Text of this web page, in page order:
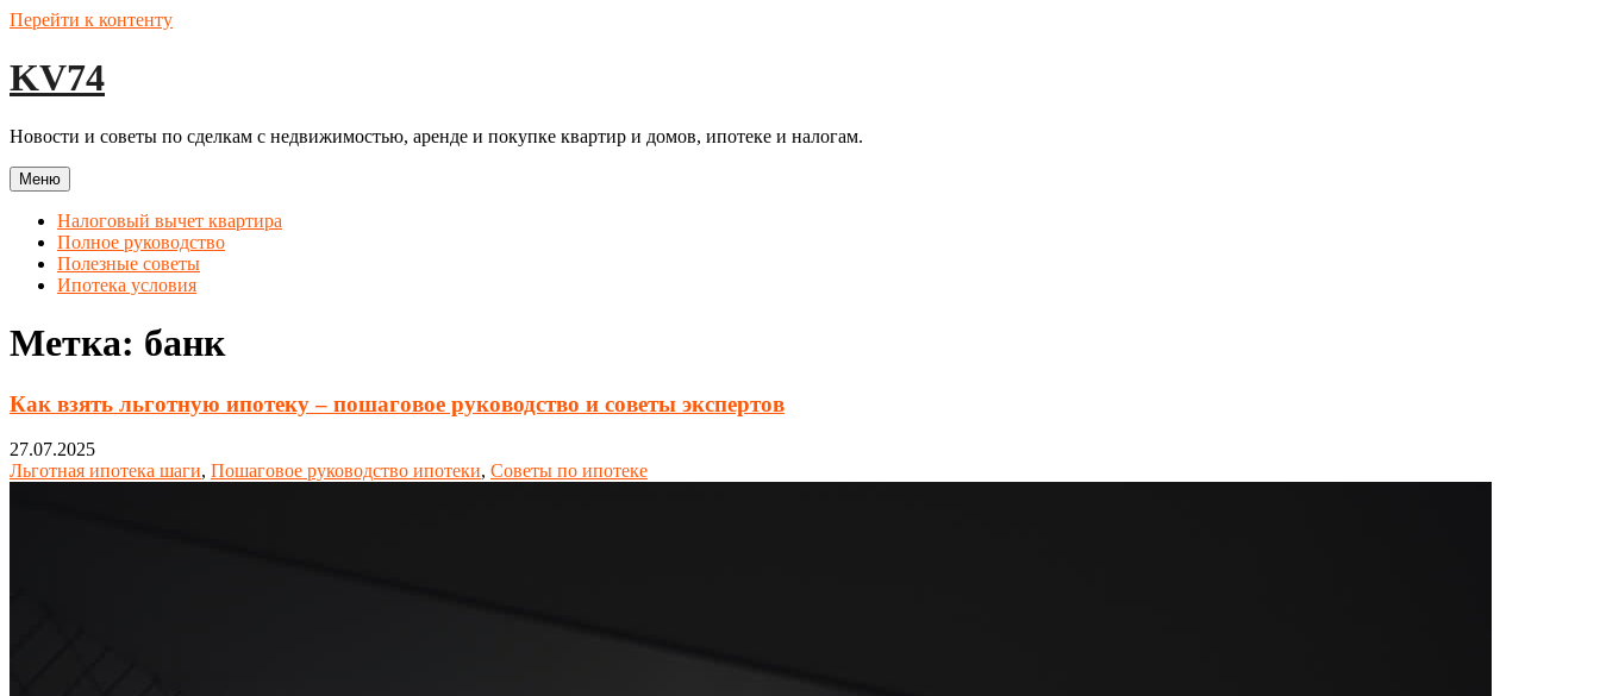
Перейти к контенту
KV74
Новости и советы по сделкам с недвижимостью, аренде и покупке квартир и домов, ипотеке и налогам.
Меню
Налоговый вычет квартира
Полное руководство
Полезные советы
Ипотека условия
Метка: банк
Как взять льготную ипотеку – пошаговое руководство и советы экспертов
27.07.2025
Льготная ипотека шаги, Пошаговое руководство ипотеки, Советы по ипотеке